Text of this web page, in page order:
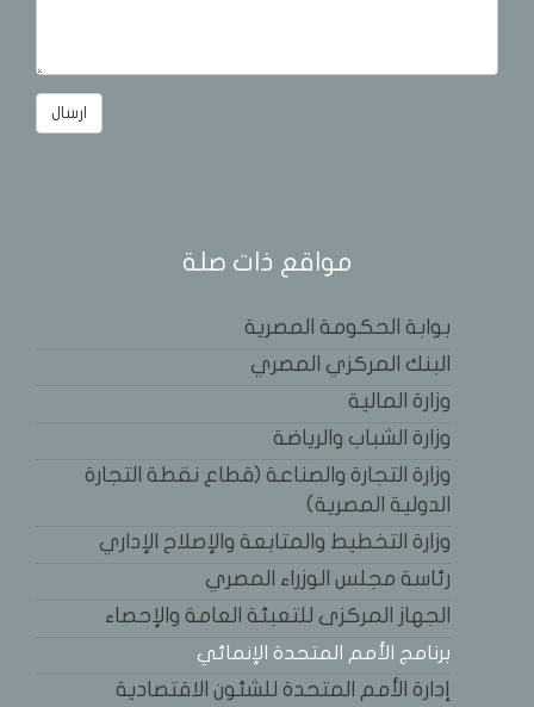
مواقع ذات صلة
بوابة الحكومة المصرية
البنك المركزي المصري
وزارة المالية
وزارة الشباب والرياضة
وزارة التجارة والصناعة (قطاع نقطة التجارة
الدولية المصرية)
وزارة التخطيط والمتابعة والإصلاح الإداري
رئاسة مجلس الوزراء المصري
الجهاز المركزى للتعبئة العامة والإحصاء
برنامج الأمم المتحدة الإنمائي
إدارة الأمم المتحدة للشئون الاقتصادية